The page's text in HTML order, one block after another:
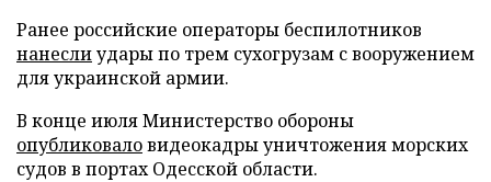
Ранее российские операторы беспилотников
нанеслиудары по трем сухогрузам с вооружением
для украинской армии.
В конце июля Министерство обороны
опубликоваловидеокадры уничтожения морских
судов в портах Одесской области.